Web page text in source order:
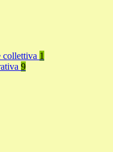
collettiva 1
9